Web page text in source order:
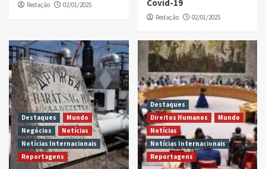
Redação 02/01/2025
Covid-19
Redação 02/01/2025
Destaques
Mundo
Negócios
Notícias
Notícias Internacionais
Reportagens
Destaques
Direitos Humanos
Mundo
Notícias
Notícias Internacionais
Reportagens